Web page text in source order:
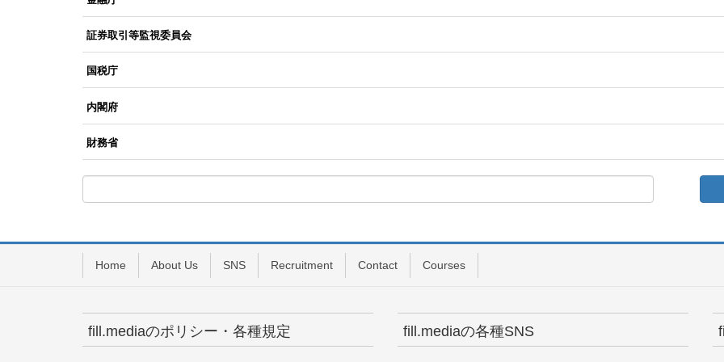
証券取引等監視委員会
国税庁
内閣府
財務省
Home About Us SNS Recruitment Contact Courses
fill.mediaのポリシー・各種規定 fill.mediaの各種SNS